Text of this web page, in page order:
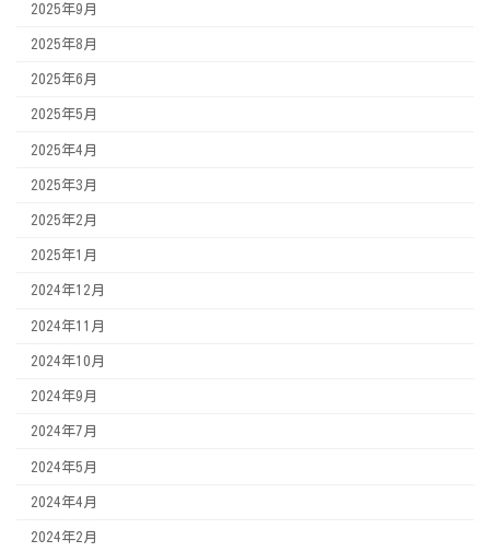
2025年9月
2025年8月
2025年6月
2025年5月
2025年4月
2025年3月
2025年2月
2025年1月
2024年12月
2024年11月
2024年10月
2024年9月
2024年7月
2024年5月
2024年4月
2024年2月